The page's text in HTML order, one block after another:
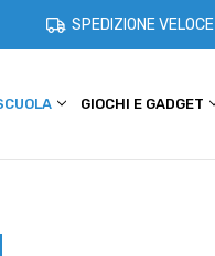
SPEDIZIONE VELOCE
GIOCHI E GADGET